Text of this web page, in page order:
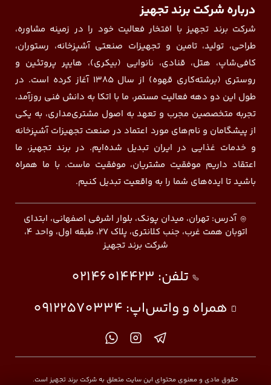
درباره شرکت برند تجهیز
شرکت برند تجهیز با افتخار فعالیت خود را در زمینه مشاوره،
طراحی، تولید، تامین و تجهیزات صنعتی آشپزخانه، رستوران،
کافی‌شاپ، هتل، قنادی، نانوایی (بیکری)، هایپر پروتئین و
روستری (برشته‌کاری قهوه) از سال ۱۳۸۵ آغاز کرده است. در
طول این دو دهه فعالیت مستمر، ما با اتکا به دانش فنی روزآمد،
تجربه متخصصین مجرب و تعهد به اصول مشتری‌مداری، به یکی
از پیشگامان و نام‌های مورد اعتماد در صنعت تجهیزات آشپزخانه
و خدمات غذایی در ایران تبدیل شده‌ایم. در برند تجهیز، ما
اعتقاد داریم موفقیت مشتریان، موفقیت ماست. با ما همراه
باشید تا ایده‌های شما را به واقعیت تبدیل کنیم.
آدرس: تهران، میدان پونک، بلوار اشرفی اصفهانی، ابتدای
اتوبان همت غرب، جنب کلانتری، پلاک ۲۷، طبقه اول، واحد ۴،
شرکت برند تجهیز
تلفن: 02146014423
همراه و واتس‌اپ:09122570334
حقوق مادی و معنوی محتوای این سایت متعلق به شرکت برند تجهیز است.